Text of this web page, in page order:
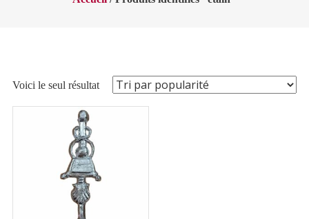
Voici le seul résultat